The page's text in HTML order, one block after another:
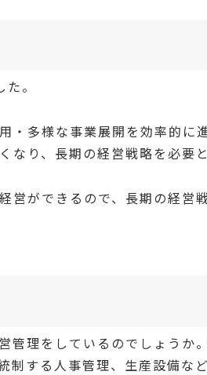
。
・多様な事業展開を効率的
り、長期の経営戦略を必要
ができるので、長期の経営
理をしているのでしょう
する人事管理、生産設備な